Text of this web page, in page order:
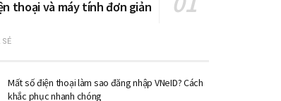
thoại và máy tính đơn giản
SẺ
Mất số điện thoại làm sao đăng nhập VNeID? Cách
khắc phục nhanh chóng